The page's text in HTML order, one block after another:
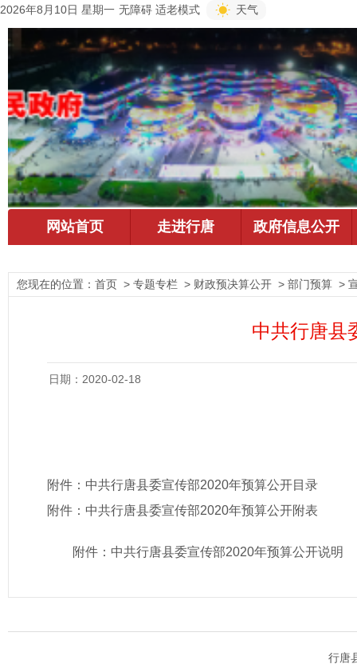
2026年8月10日 星期一 无障碍 适老模式 天气
您现在的位置： 首页 > 专题专栏 > 财政预决算公开 > 部门预算 >
中共行唐县
日期：2020-02-18
附件： 中共行唐县委宣传部2020年预算公开目录
附件： 中共行唐县委宣传部2020年预算公开附表
附件： 中共行唐县委宣传部2020年预算公开说明